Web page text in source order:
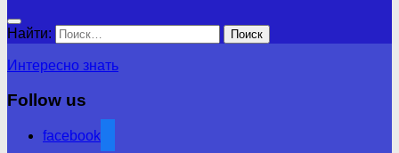
Найти:
Интересно знать
Follow us
facebook